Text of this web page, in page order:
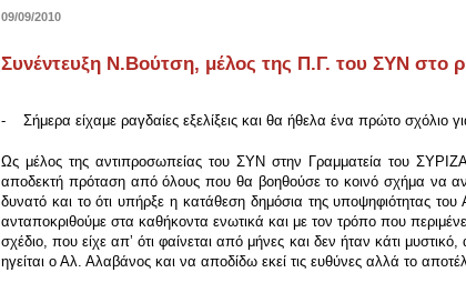
09/09/2010
Συνέντευξη Ν.Βούτση, μέλος της Π.Γ. του ΣΥΝ στο
- Σήμερα είχαμε ραγδαίες εξελίξεις και θα ήθελα ένα πρώτο σχόλιο
Ως μέλος της αντιπροσωπείας του ΣΥΝ στην Γραμματεία του
αποδεκτή πρόταση από όλους που θα βοηθούσε το κοινό σχήμα να
δυνατό και το ότι υπήρξε η κατάθεση δημόσια της υποψηφιότητας του
ανταποκριθούμε στα καθήκοντα ενωτικά και με τον τρόπο που
σχέδιο, που είχε απʼ ότι φαίνεται από μήνες και δεν ήταν κάτι
ηγείται ο Αλ. Αλαβάνος και να αποδίδω εκεί τις ευθύνες αλλά το